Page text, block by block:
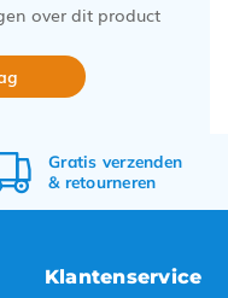
over dit product
Gratis verzenden
& retourneren
Klantenservice